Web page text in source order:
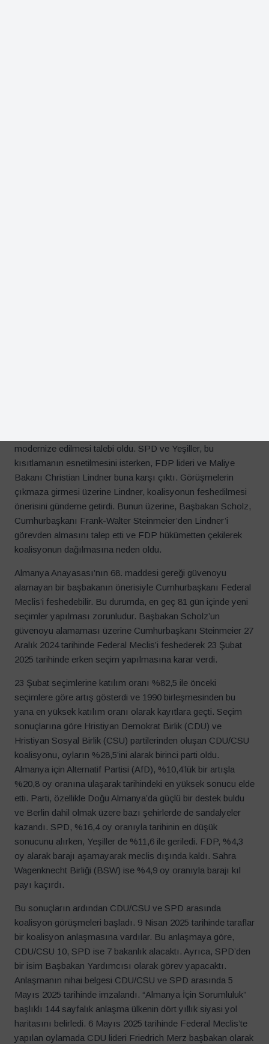
modernize edilmesi talebi oldu. SPD ve Yeşiller, bu
kısıtlamanın esnetilmesini isterken, FDP lideri ve Maliye
Bakanı Christian Lindner buna karşı çıktı. Görüşmelerin
çıkmaza girmesi üzerine Lindner, koalisyonun feshedilmesi
önerisini gündeme getirdi. Bunun üzerine, Başbakan Scholz,
Cumhurbaşkanı Frank-Walter Steinmeier’den Lindner’i
görevden almasını talep etti ve FDP hükümetten çekilerek
koalisyonun dağılmasına neden oldu.
Almanya Anayasası’nın 68. maddesi gereği güvenoyu
alamayan bir başbakanın önerisiyle Cumhurbaşkanı Federal
Meclis’i feshedebilir. Bu durumda, en geç 81 gün içinde yeni
seçimler yapılması zorunludur. Başbakan Scholz’un
güvenoyu alamaması üzerine Cumhurbaşkanı Steinmeier 27
Aralık 2024 tarihinde Federal Meclis’i feshederek 23 Şubat
2025 tarihinde erken seçim yapılmasına karar verdi.
23 Şubat seçimlerine katılım oranı %82,5 ile önceki
seçimlere göre artış gösterdi ve 1990 birleşmesinden bu
yana en yüksek katılım oranı olarak kayıtlara geçti. Seçim
sonuçlarına göre Hristiyan Demokrat Birlik (CDU) ve
Hristiyan Sosyal Birlik (CSU) partilerinden oluşan CDU/CSU
koalisyonu, oyların %28,5’ini alarak birinci parti oldu.
Almanya için Alternatif Partisi (AfD), %10,4’lük bir artışla
%20,8 oy oranına ulaşarak tarihindeki en yüksek sonucu elde
etti. Parti, özellikle Doğu Almanya’da güçlü bir destek buldu
ve Berlin dahil olmak üzere bazı şehirlerde de sandalyeler
kazandı. SPD, %16,4 oy oranıyla tarihinin en düşük
sonucunu alırken, Yeşiller de %11,6 ile geriledi. FDP, %4,3
oy alarak barajı aşamayarak meclis dışında kaldı. Sahra
Wagenknecht Birliği (BSW) ise %4,9 oy oranıyla barajı kıl
payı kaçırdı.
Bu sonuçların ardından CDU/CSU ve SPD arasında
koalisyon görüşmeleri başladı. 9 Nisan 2025 tarihinde taraflar
bir koalisyon anlaşmasına vardılar. Bu anlaşmaya göre,
CDU/CSU 10, SPD ise 7 bakanlık alacaktı. Ayrıca, SPD’den
bir isim Başbakan Yardımcısı olarak görev yapacaktı.
Anlaşmanın nihai belgesi CDU/CSU ve SPD arasında 5
Mayıs 2025 tarihinde imzalandı. “Almanya İçin Sorumluluk”
başlıklı 144 sayfalık anlaşma ülkenin dört yıllık siyasi yol
haritasını belirledi. 6 Mayıs 2025 tarihinde Federal Meclis’te
yapılan oylamada CDU lideri Friedrich Merz başbakan olarak